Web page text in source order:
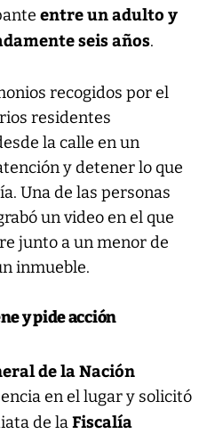
entre un adulto y
seis años.
recogidos por el
residentes
la calle en un
y detener lo que
Una de las personas
un video en el que
junto a un menor de
inmueble.
y pide acción
de la Nación
en el lugar y solicitó
de laFiscalía